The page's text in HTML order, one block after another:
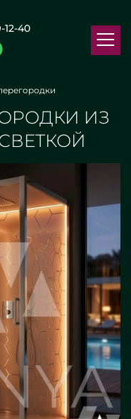
12-40
ИЗ